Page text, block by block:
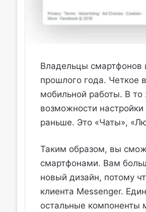
Владельцы смартфонов
прошлого года. Четкое
мобильной работы. В
возможности настройки
раньше. Это «Чаты»,
Таким образом, вы
смартфонами. Вам
новый дизайн, потому
клиента Messenger.
остальные компоненты